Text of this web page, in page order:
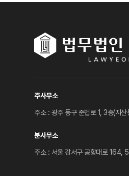
주사무소
주소 : 광주 동구 준법로 1, 3층(지산
분사무소
주소 : 서울 강서구 공항대로 164,